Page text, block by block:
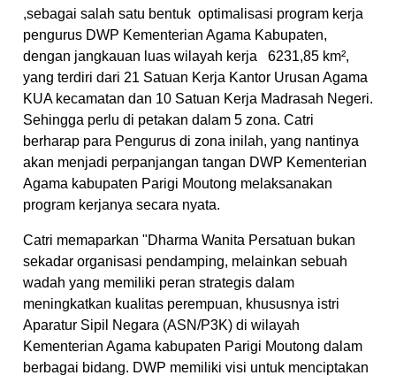
,sebagai salah satu bentuk optimalisasi program kerja
pengurus DWP Kementerian Agama Kabupaten,
dengan jangkauan luas wilayah kerja 6231,85 km²,
yang terdiri dari 21 Satuan Kerja Kantor Urusan Agama
KUA kecamatan dan 10 Satuan Kerja Madrasah Negeri.
Sehingga perlu di petakan dalam 5 zona. Catri
berharap para Pengurus di zona inilah, yang nantinya
akan menjadi perpanjangan tangan DWP Kementerian
Agama kabupaten Parigi Moutong melaksanakan
program kerjanya secara nyata.
Catri memaparkan "Dharma Wanita Persatuan bukan
sekadar organisasi pendamping, melainkan sebuah
wadah yang memiliki peran strategis dalam
meningkatkan kualitas perempuan, khususnya istri
Aparatur Sipil Negara (ASN/P3K) di wilayah
Kementerian Agama kabupaten Parigi Moutong dalam
berbagai bidang. DWP memiliki visi untuk menciptakan